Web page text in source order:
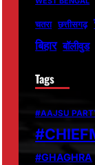
चतरा छत्तीसगढ़
बिहार बॉलीवुड
Tags
#AAJSU
#GHAGHRA